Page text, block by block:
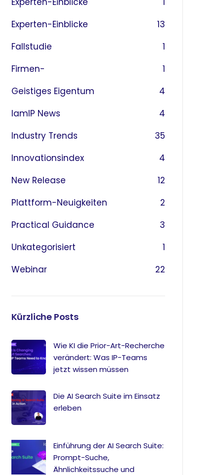
Experten-Einblicke
13
Fallstudie
1
Firmen-
1
Geistiges Eigentum
4
IamIP News
4
Industry Trends
35
Innovationsindex
4
New Release
12
Plattform-Neuigkeiten
2
Practical Guidance
3
Unkategorisiert
1
Webinar
22
Kürzliche Posts
Wie KI die Prior-Art-Recherche
verändert: Was IP-Teams
jetzt wissen müssen
Die AI Search Suite im Einsatz
erleben
Einführung der AI Search Suite:
Prompt-Suche,
Ähnlichkeitssuche und